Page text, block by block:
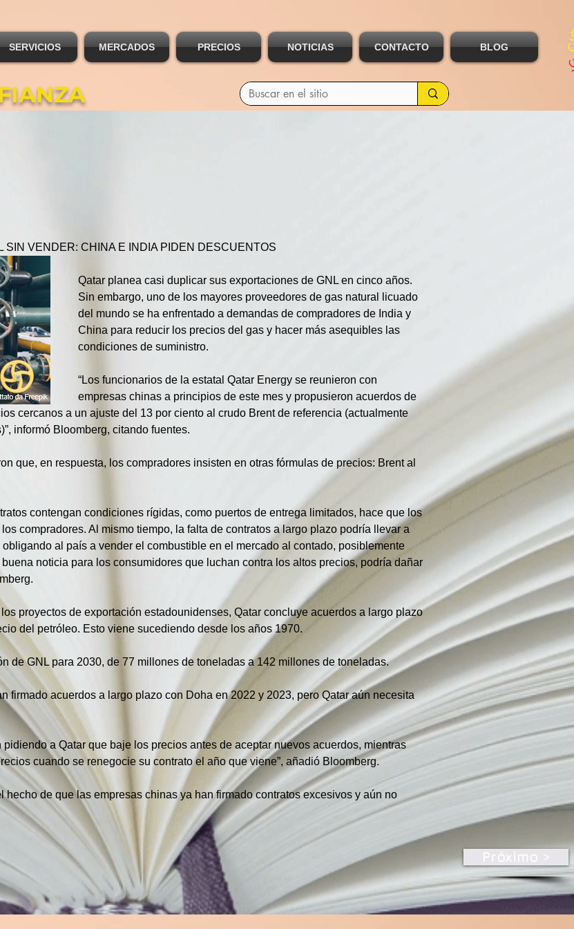
SERVICIOS MERCADOS PRECIOS NOTICIAS CONTACTO BLOG
SIN VENDER: CHINA E INDIA PIDEN DESCUENTOS
Qatar planea casi duplicar sus exportaciones de GNL en cinco años.
Sin embargo, uno de los mayores proveedores de gas natural licuado
del mundo se ha enfrentado a demandas de compradores de India y
China para reducir los precios del gas y hacer más asequibles las
condiciones de suministro.
“Los funcionarios de la estatal Qatar Energy se reunieron con
empresas chinas a principios de este mes y propusieron acuerdos de
cercanos a un ajuste del 13 por ciento al crudo Brent de referencia (actualmente
informó Bloomberg, citando fuentes.
que, en respuesta, los compradores insisten en otras fórmulas de precios: Brent al
contengan condiciones rígidas, como puertos de entrega limitados, hace que los
compradores. Al mismo tiempo, la falta de contratos a largo plazo podría llevar a
al país a vender el combustible en el mercado al contado, posiblemente
noticia para los consumidores que luchan contra los altos precios, podría dañar
proyectos de exportación estadounidenses, Qatar concluye acuerdos a largo plazo
del petróleo. Esto viene sucediendo desde los años 1970.
de GNL para 2030, de 77 millones de toneladas a 142 millones de toneladas.
firmado acuerdos a largo plazo con Doha en 2022 y 2023, pero Qatar aún necesita
pidiendo a Qatar que baje los precios antes de aceptar nuevos acuerdos, mientras
cuando se renegocie su contrato el año que viene”, añadió Bloomberg.
hecho de que las empresas chinas ya han firmado contratos excesivos y aún no
Próximo >